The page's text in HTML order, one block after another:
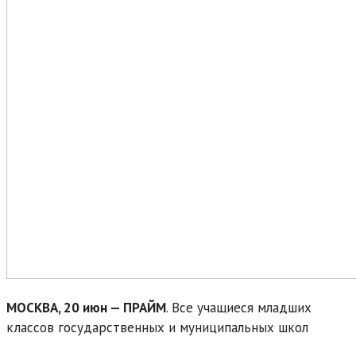
МОСКВА, 20 июн — ПРАЙМ. Все учащиеся младших
классов государственных и муниципальных школ